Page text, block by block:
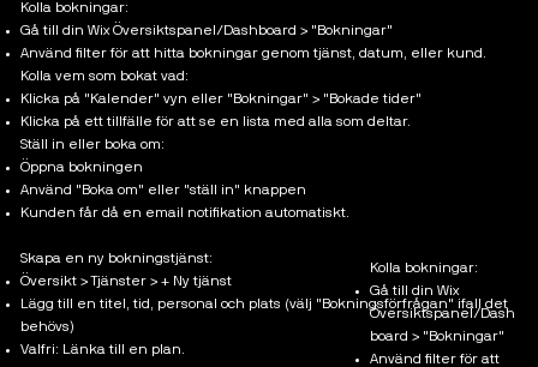
Kolla bokningar:
Gå till din Wix Översiktspanel/Dashboard > "Bokningar"
Använd filter för att hitta bokningar genom tjänst, datum, eller kund.
Kolla vem som bokat vad:
Klicka på "Kalender" vyn eller "Bokningar" > "Bokade tider"
Klicka på ett tillfälle för att se en lista med alla som deltar.
Ställ in eller boka om:
Öppna bokningen
Använd "Boka om" eller "ställ in" knappen
Kunden får då en email notifikation automatiskt.
Skapa en ny bokningstjänst:
Översikt > Tjänster > + Ny tjänst
Lägg till en titel, tid, personal och plats (välj "Bokningsförfrågan" ifall det
behövs)
Valfri: Länka till en plan.
Kolla bokningar:
Gå till din Wix
Översiktspanel/Dash
board > "Bokningar"
Använd filter för att